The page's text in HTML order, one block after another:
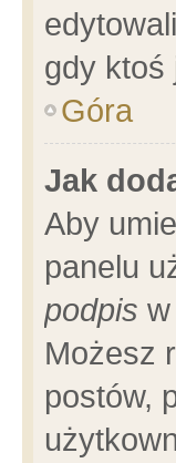
gdy ktoś
Góra
Jak
Aby
panelu
podpis
Możesz
postów,